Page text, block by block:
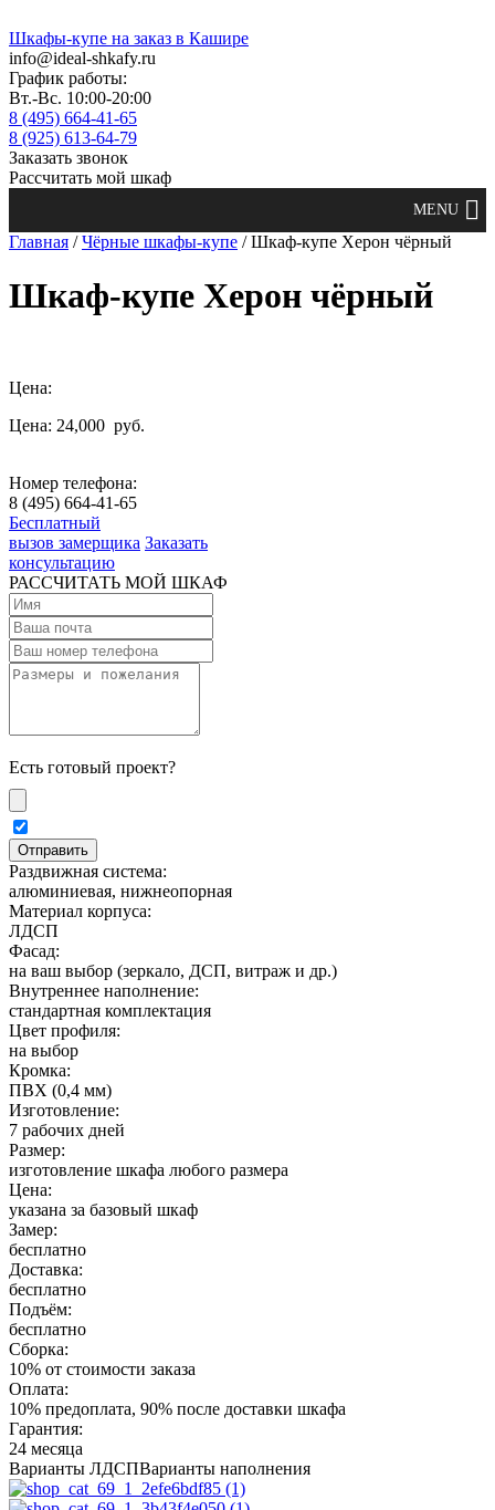
Шкафы-купе на заказ в Кашире
info@ideal-shkafy.ru
График работы:
Вт.-Вс. 10:00-20:00
8 (495) 664-41-65
8 (925) 613-64-79
Заказать звонок
Рассчитать мой шкаф
Главная /Чёрные шкафы-купе / Шкаф-купе Херон чёрный
Шкаф-купе Херон чёрный
Цена:
Цена: 24,000 руб.
Номер телефона:
8 (495) 664-41-65
Бесплатный
вызов замерщика Заказать
консультацию
РАССЧИТАТЬ МОЙ ШКАФ
Есть готовый проект?
Раздвижная система:
алюминиевая, нижнеопорная
Материал корпуса:
ЛДСП
Фасад:
на ваш выбор (зеркало, ДСП, витраж и др.)
Внутреннее наполнение:
стандартная комплектация
Цвет профиля:
на выбор
Кромка:
ПВХ (0,4 мм)
Изготовление:
7 рабочих дней
Размер:
изготовление шкафа любого размера
Цена:
указана за базовый шкаф
Замер:
бесплатно
Доставка:
бесплатно
Подъём:
бесплатно
Сборка:
10% от стоимости заказа
Оплата:
10% предоплата, 90% после доставки шкафа
Гарантия:
24 месяца
Варианты ЛДСПВарианты наполнения